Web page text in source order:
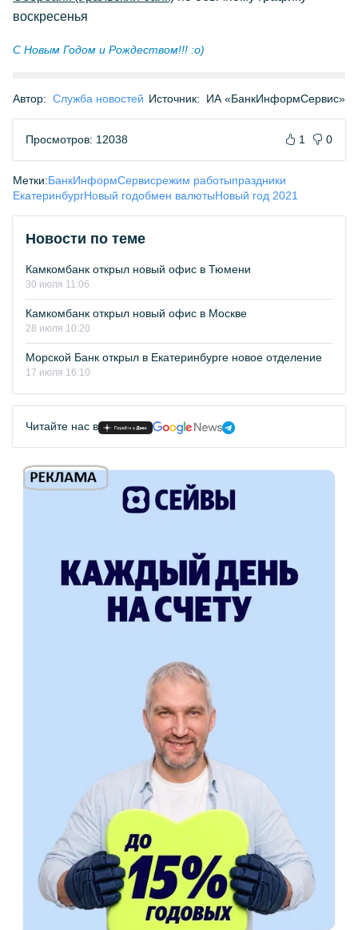
воскресенья
С Новым Годом и Рождеством!!! :о)
Автор: Служба новостей Источник: ИА «БанкИнформСервис»
Просмотров: 12038 1 0
Метки:БанкИнформСервисрежим работыпраздники
ЕкатеринбургНовый годобмен валютыНовый год 2021
Новости по теме
Камкомбанк открыл новый офис в Тюмени
30 июля 11:06
Камкомбанк открыл новый офис в Москве
28 июля 10:20
Морской Банк открыл в Екатеринбурге новое отделение
17 июля 16:10
Читайте нас в